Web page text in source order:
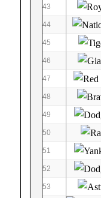
43
44
45
46
47
48
49
50
51
52
53